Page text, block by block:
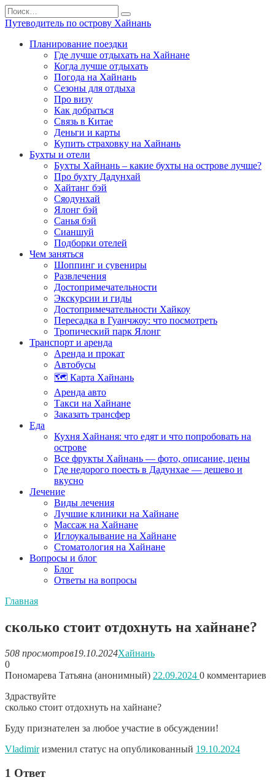
Перейти
к
содержанию
Search
for:
Путеводитель по острову Хайнань
Планирование поездки
Где лучше отдыхать на Хайнане
Когда лучше отдыхать
Погода на Хайнань
Сезоны для отдыха
Про визу
Как добраться
Связь в Китае
Деньги и карты
Купить страховку на Хайнань
Бухты и отели
Бухты Хайнань – какие бухты на острове лучше?
Про бухту Дадунхай
Хайтанг бэй
Сяодунхай
Ялонг бэй
Санья бэй
Сианшуй
Подборки отелей
Чем заняться
Шоппинг и сувениры
Развлечения
Достопримечательности
Экскурсии и гиды
Достопримечательности Хайкоу
Пересадка в Гуанчжоу: что посмотреть
Тропический парк Ялонг
Транспорт и аренда
Аренда и прокат
Автобусы
🗺️ Карта Хайнань
Аренда авто
Такси на Хайнане
Заказать трансфер
Еда
Кухня Хайнаня: что едят и что попробовать на
острове
Все фрукты Хайнань — фото, описание, цены
Где недорого поесть в Дадунхае — дешево и
вкусно
Лечение
Виды лечения
Лучшие клиники на Хайнане
Массаж на Хайнане
Иглоукалывание на Хайнане
Стоматология на Хайнане
Вопросы и блог
Блог
Ответы на вопросы
Главная
сколько стоит отдохнуть на хайнане?
508 просмотров19.10.2024Хайнань
0
Пономарева Татьяна (анонимный) 22.09.2024 0 комментариев
Здраствуйте
сколько стоит отдохнуть на хайнане?
Буду признателен за любое участие в обсуждении!
Vladimirизменил статус на опубликованный 19.10.2024
1 Ответ